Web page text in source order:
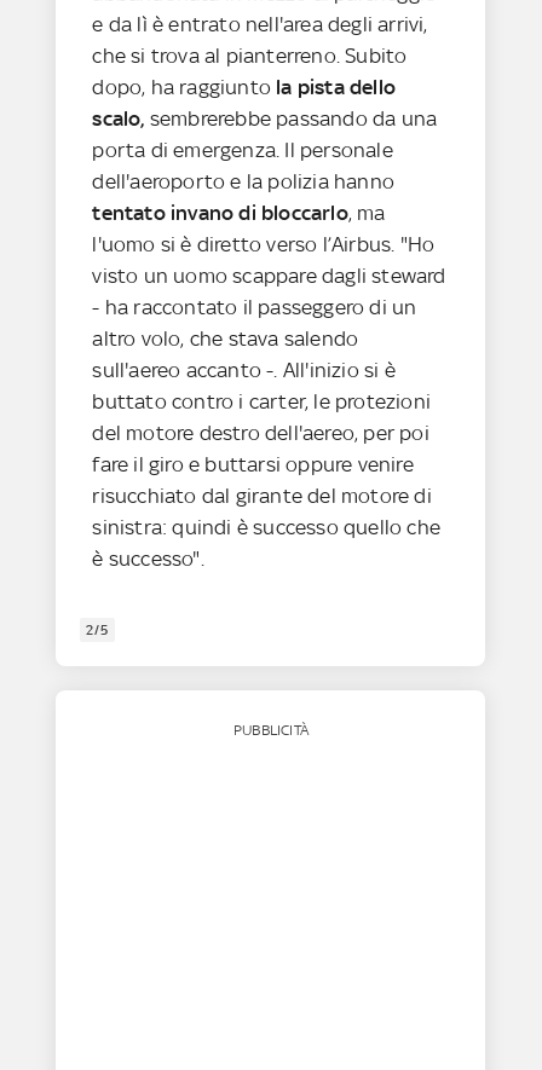
e da lì è entrato nell'area degli arrivi,
che si trova al pianterreno. Subito
dopo, ha raggiunto la pista dello
scalo, sembrerebbe passando da una
porta di emergenza. Il personale
dell'aeroporto e la polizia hanno
tentato invano di bloccarlo, ma
l'uomo si è diretto verso l’Airbus. "Ho
visto un uomo scappare dagli steward
- ha raccontato il passeggero di un
altro volo, che stava salendo
sull'aereo accanto -. All'inizio si è
buttato contro i carter, le protezioni
del motore destro dell'aereo, per poi
fare il giro e buttarsi oppure venire
risucchiato dal girante del motore di
sinistra: quindi è successo quello che
è successo".
2/5
PUBBLICITÀ